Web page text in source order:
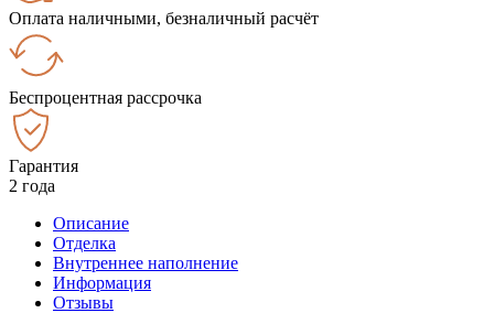
Оплата наличными, безналичный расчёт
Беспроцентная рассрочка
Гарантия
2 года
Описание
Отделка
Внутреннее наполнение
Информация
Отзывы